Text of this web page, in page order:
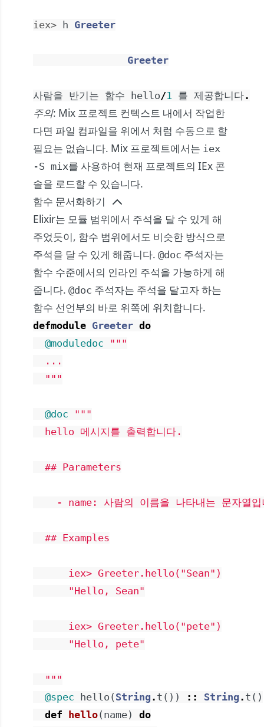
iex> h Greeter
Greeter
사람을 반기는 함수 hello/1 를 제공합니다.
주의: Mix 프로젝트 컨텍스트 내에서 작업한
다면 파일 컴파일을 위에서 처럼 수동으로 할
필요는 없습니다. Mix 프로젝트에서는 iex
-S mix를 사용하여 현재 프로젝트의 IEx 콘
솔을 로드할 수 있습니다.
함수 문서화하기
Elixir는 모듈 범위에서 주석을 달 수 있게 해
주었듯이, 함수 범위에서도 비슷한 방식으로
주석을 달 수 있게 해줍니다. @doc 주석자는
함수 수준에서의 인라인 주석을 가능하게 해
줍니다. @doc 주석자는 주석을 달고자 하는
함수 선언부의 바로 위쪽에 위치합니다.
defmodule Greeter do
@moduledoc
"""
  ...
  """
@doc
"""
  hello 메시지를 출력합니다.
  ## Parameters
- name: 사람의 이름을 나타내는 문자열입
  ## Examples
      iex> Greeter.hello("Sean")
      "Hello, Sean"
      iex> Greeter.hello("pete")
      "Hello, pete"
  """
@spec
hello ( String . t ( ) ) :: String . t ( )
def
hello( name)
do